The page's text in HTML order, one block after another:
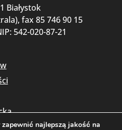
Białystok
fax 85 746 90 15
542-020-87-21
najlepszą jakość na